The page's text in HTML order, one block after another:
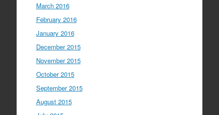
March 2016
February 2016
January 2016
December 2015
November 2015
October 2015
September 2015
August 2015